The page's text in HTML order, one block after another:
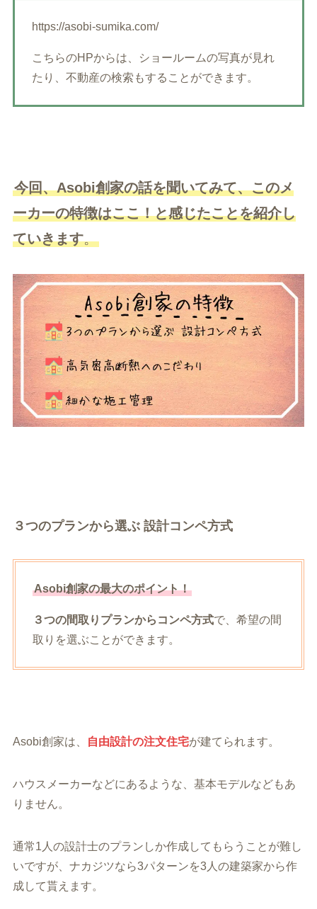
https://asobi-sumika.com/
こちらのHPからは、ショールームの写真が見れ
たり、不動産の検索もすることができます。
今回、Asobi創家の話を聞いてみて、このメ
ーカーの特徴はここ！と感じたことを紹介し
ていきます。
３つのプランから選ぶ 設計コンペ方式
Asobi創家の最大のポイント！
３つの間取りプランからコンペ方式で、希望の間
取りを選ぶことができます。
Asobi創家は、 自由設計の注文住宅が建てられます。
ハウスメーカーなどにあるような、基本モデルなどもあ
りません。
通常1人の設計士のプランしか作成してもらうことが難し
いですが、ナカジツなら3パターンを3人の建築家から作
成して貰えます。